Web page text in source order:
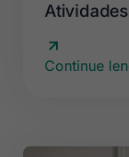
Continue